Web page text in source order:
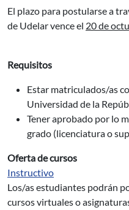
El plazo para postularse a
de Udelar vence el 20 de
Requisitos
Estar matriculados/as
Universidad de la
Tener aprobado por lo
grado (licenciatura o
Oferta de cursos
Instructivo
Los/as estudiantes podrán
cursos virtuales o